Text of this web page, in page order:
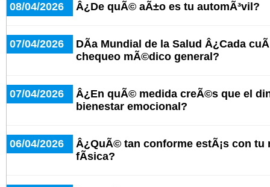
08/04/2026 Â¿De quÃ© aÃ±o es tu automÃ³vil?
07/04/2026
DÃ­a Mundial de la Salud Â¿Cada
chequeo mÃ©dico general?
07/04/2026
Â¿En quÃ© medida creÃ©s que el
bienestar emocional?
06/04/2026
Â¿QuÃ© tan conforme estÃ¡s con tu
fÃ­sica?